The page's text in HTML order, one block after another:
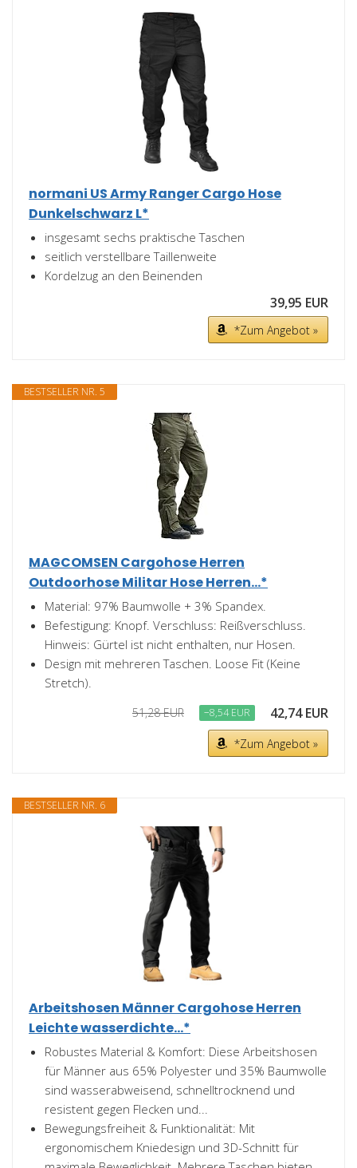
normani US Army Ranger Cargo Hose
Dunkelschwarz L*
insgesamt sechs praktische Taschen
seitlich verstellbare Taillenweite
Kordelzug an den Beinenden
39,95 EUR
*Zum Angebot »
BESTSELLER NR. 5
MAGCOMSEN Cargohose Herren
Outdoorhose Militar Hose Herren...*
Material: 97% Baumwolle + 3% Spandex.
Befestigung: Knopf. Verschluss: Reißverschluss.
Hinweis: Gürtel ist nicht enthalten, nur Hosen.
Design mit mehreren Taschen. Loose Fit (Keine
Stretch).
51,28 EUR −8,54 EUR 42,74 EUR
*Zum Angebot »
BESTSELLER NR. 6
Arbeitshosen Männer Cargohose Herren
Leichte wasserdichte...*
Robustes Material & Komfort: Diese Arbeitshosen
für Männer aus 65% Polyester und 35% Baumwolle
sind wasserabweisend, schnelltrocknend und
resistent gegen Flecken und...
Bewegungsfreiheit & Funktionalität: Mit
ergonomischem Kniedesign und 3D-Schnitt für